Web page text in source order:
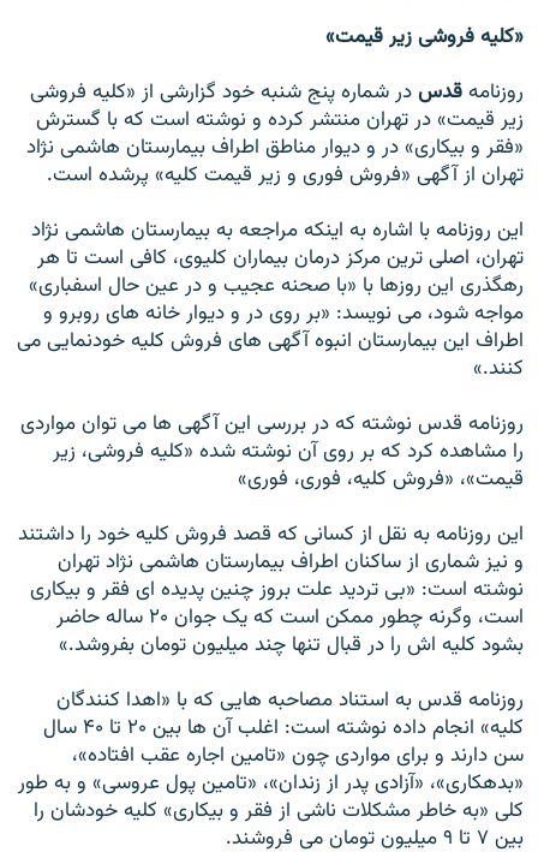
«کليه فروشی زير قيمت»
روزنامهقدسدر شماره پنج شنبه خود گزارشی از «کليه فروشی
زير قيمت» در تهران منتشر کرده و نوشته است که با گسترش
«فقر و بيکاری» در و ديوار مناطق اطراف بيمارستان هاشمی نژاد
تهران از آگهی «فروش فوری و زير قيمت کليه» پرشده است.
اين روزنامه با اشاره به اينکه مراجعه به بيمارستان هاشمی نژاد
تهران، اصلی ترين مرکز درمان بيماران کليوی، کافی است تا هر
رهگذری اين روزها با «با صحنه عجيب و در عين حال اسفباری»
مواجه شود، می نویسد: «بر روی در و ديوار خانه های روبرو و
اطراف اين بيمارستان انبوه آگهی های فروش کليه خودنمايی می
کنند.»
روزنامه قدس نوشته که در بررسی اين آگهی ها می توان مواردی
را مشاهده کرد که بر روی آن نوشته شده «کليه فروشی، زير
قيمت»، «فروش کليه، فوری، فوری»
اين روزنامه به نقل از کسانی که قصد فروش کليه خود را داشتند
و نيز شماری از ساکنان اطراف بيمارستان هاشمی نژاد تهران
نوشته است: «بی ترديد علت بروز چنين پديده ای فقر و بيکاری
است، وگرنه چطور ممکن است که يک جوان ۲۰ ساله حاضر
بشود کليه اش را در قبال تنها چند ميليون تومان بفروشد.»
روزنامه قدس به استناد مصاحبه هايی که با «اهدا کنندگان
کليه» انجام داده نوشته است: اغلب آن ها بين ۲۰ تا ۴۰ سال
سن دارند و برای مواردی چون «تامين اجاره عقب افتاده»،
«بدهکاری»، «آزادی پدر از زندان»، «تامين پول عروسی» و به طور
کلی «به خاطر مشکلات ناشی از فقر و بيکاری» کليه خودشان را
بين ۷ تا ۹ ميليون تومان می فروشند.